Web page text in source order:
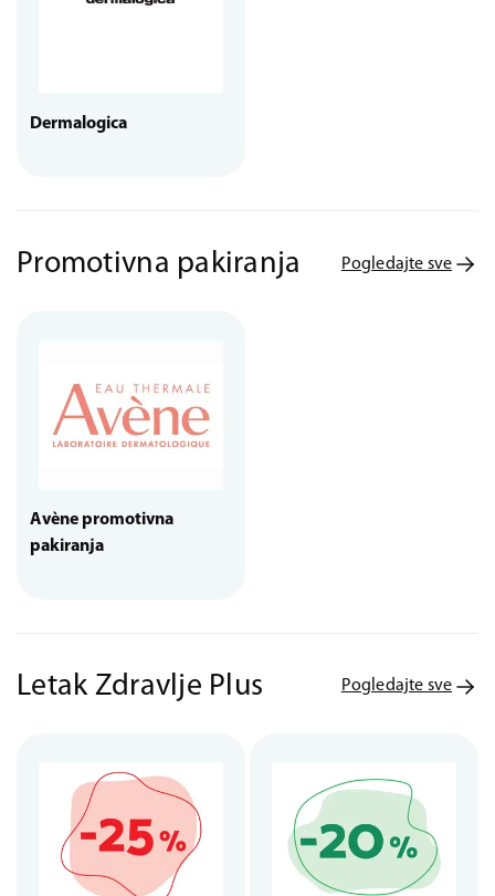
Dermalogica
Promotivna pakiranja Pogledajte sve
Avène promotivna
pakiranja
Letak Zdravlje Plus Pogledajte sve